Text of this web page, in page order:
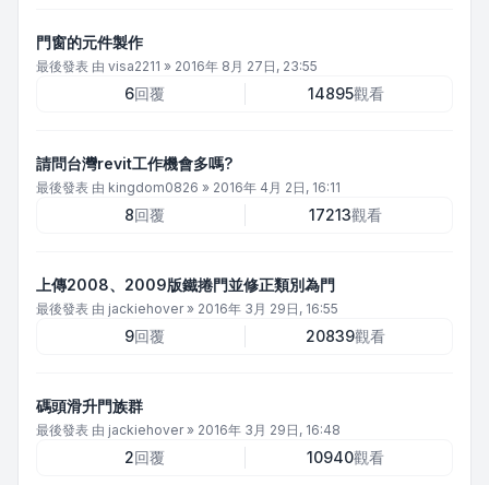
門窗的元件製作
最後發表 由 visa2211 » 2016年 8月 27日, 23:55
6回覆 14895觀看
請問台灣revit工作機會多嗎?
最後發表 由 kingdom0826 » 2016年 4月 2日, 16:11
8回覆 17213觀看
上傳2008、2009版鐵捲門並修正類別為門
最後發表 由 jackiehover» 2016年 3月 29日, 16:55
9回覆 20839觀看
碼頭滑升門族群
最後發表 由 jackiehover» 2016年 3月 29日, 16:48
2回覆 10940觀看